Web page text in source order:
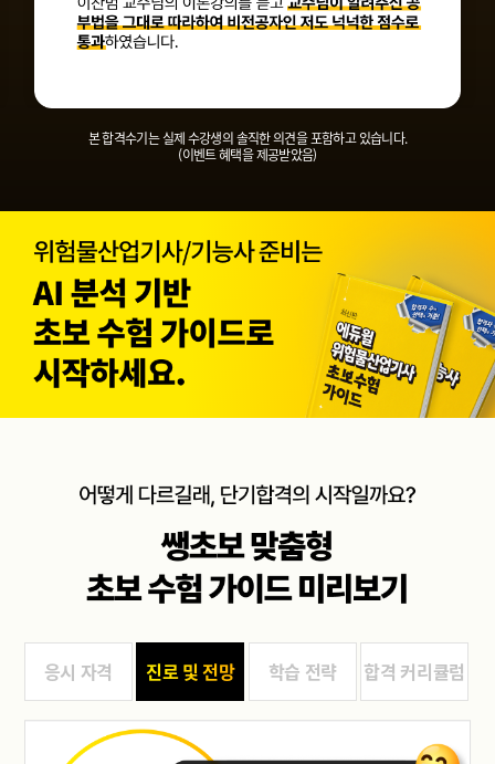
본 합격수기는 실제 수강생의 솔직한 의견을 포함하고 있습니다.
(이벤트 혜택을 제공받았음)
응시 자격 진로 및 전망 학습 전략 합격 커리큘럼